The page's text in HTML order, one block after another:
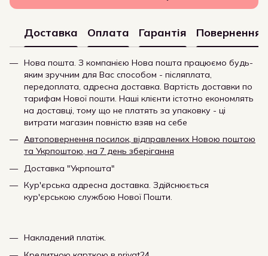
Доставка Оплата Гарантія Повернення
Нова пошта. З компанією Нова пошта працюємо будь-
яким зручним для Вас способом - післяплата,
передоплата, адресна доставка. Вартість доставки по
тарифам Нової пошти. Наші клієнти істотно економлять
на доставці, тому що не платять за упаковку - ці
витрати магазин повністю взяв на себе
Автоповернення посилок, відправлених Новою поштою
та Укрпоштою, на 7 день зберігання
Доставка "Укрпошта"
Кур'єрська адресна доставка. Здійснюється
кур'єрською службою Нової Пошти.
Накладений платіж.